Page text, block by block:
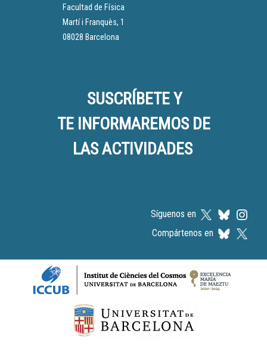
Facultad de Física
Martí i Franquès, 1
08028 Barcelona
SUSCRÍBETE Y
TE INFORMAREMOS DE
LAS ACTIVIDADES
Síguenos en
Compártenos en
Logos footer